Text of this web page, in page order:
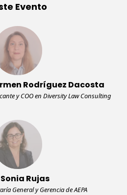
Evento
Rodríguez Dacosta
y COO en Diversity Law Consulting
Sonia Rujas
General y Gerencia de AEPA